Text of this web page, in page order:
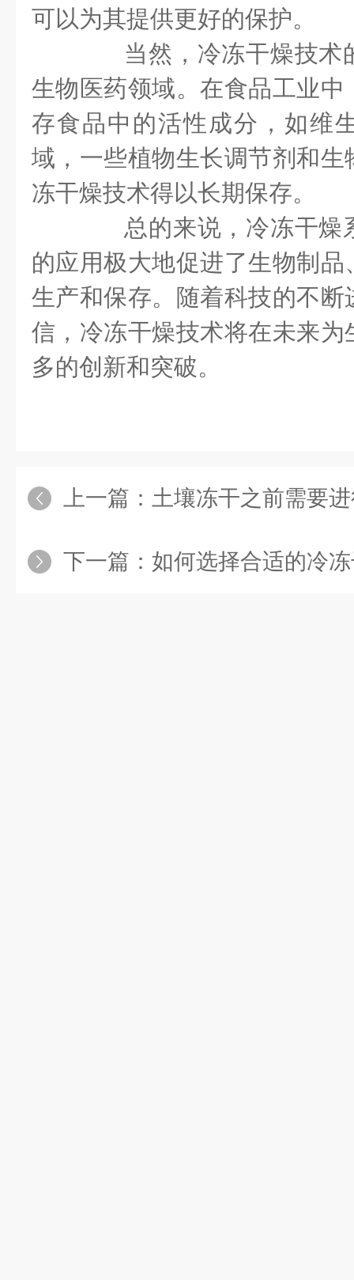
可以为其提供更好的保护。
当然，冷冻干燥技术
生物医药领域。在食品工业
存食品中的活性成分，如维
域，一些植物生长调节剂和
冻干燥技术得以长期保存。
总的来说，冷冻干燥
的应用极大地促进了生物制
生产和保存。随着科技的不
信，冷冻干燥技术将在未来
多的创新和突破。
上一篇： 土壤冻干之前需要
下一篇： 如何选择合适的冷冻干